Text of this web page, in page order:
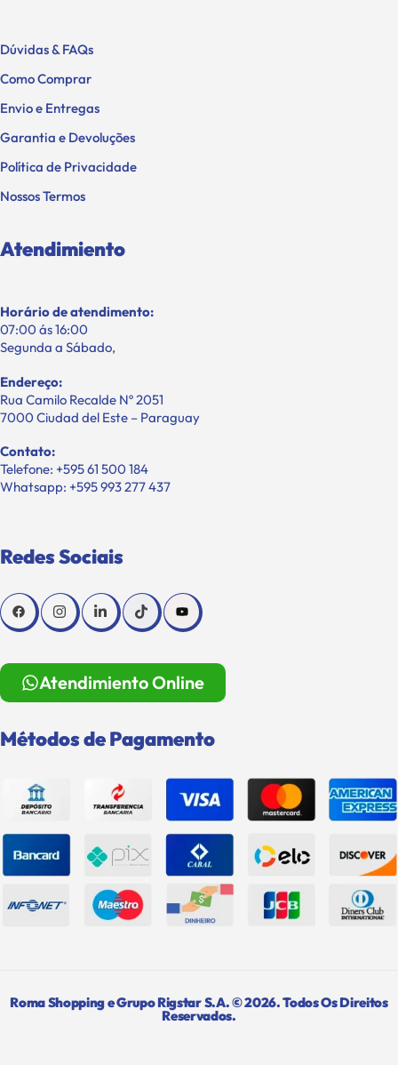
Dúvidas & FAQs
Como Comprar
Envio e Entregas
Garantia e Devoluções
Política de Privacidade
Nossos Termos
Atendimiento
Horário de atendimento:
07:00 ás 16:00
Segunda a Sábado,
Endereço:
Rua Camilo Recalde Nº 2051
7000 Ciudad del Este – Paraguay
Contato:
Telefone: +595 61 500 184
Whatsapp: +595 993 277 437
Redes Sociais
Atendimiento Online
Métodos de Pagamento
Roma Shopping e Grupo Rigstar S.A. © 2026. Todos Os Direitos
Reservados.